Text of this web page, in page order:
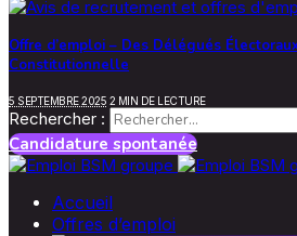
Offre d’emploi – Des Délégués
Constitutionnelle
5 SEPTEMBRE 2025 2 MIN DE LECTURE
Rechercher :
Candidature spontanée
Accueil
Offres d’emploi